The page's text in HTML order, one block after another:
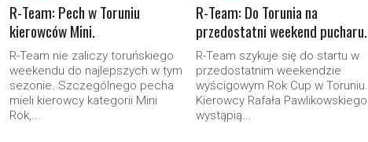
R-Team: Pech w Toruniu
kierowców Mini.
R-Team nie zaliczy toruńskiego
weekendu do najlepszych w tym
sezonie. Szczególnego pecha
mieli kierowcy kategorii Mini
Rok,...
R-Team: Do Torunia na
przedostatni weekend pucharu.
R-Team szykuje się do startu w
przedostatnim weekendzie
wyścigowym Rok Cup w Toruniu.
Kierowcy Rafała Pawlikowskiego
wystąpią...